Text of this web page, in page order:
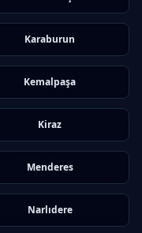
Karaburun
Kemalpaşa
Kiraz
Menderes
Narlıdere